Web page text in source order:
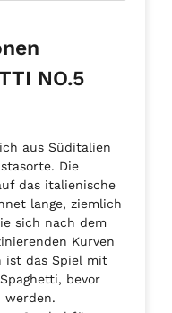
NO.5
aus Süditalien
Die
das italienische
lange, ziemlich
sich nach dem
Kurven
ist das Spiel mit
bevor
werden.